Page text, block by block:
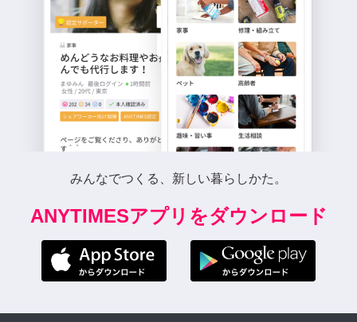
みんなでつくる、新しい暮らしかた。
ANYTIMESアプリをダウンロード